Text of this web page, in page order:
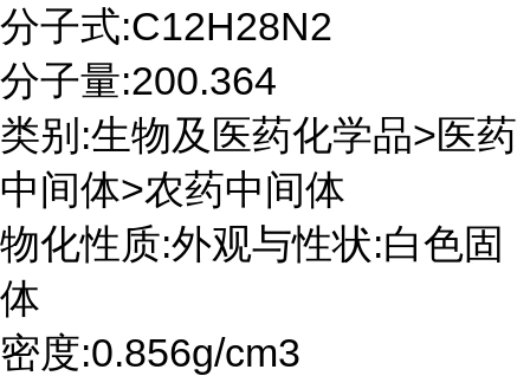
分子式:C12H28N2
分子量:200.364
类别:生物及医药化学品>医药
中间体>农药中间体
物化性质:外观与性状:白色固
体
密度:0.856g/cm3